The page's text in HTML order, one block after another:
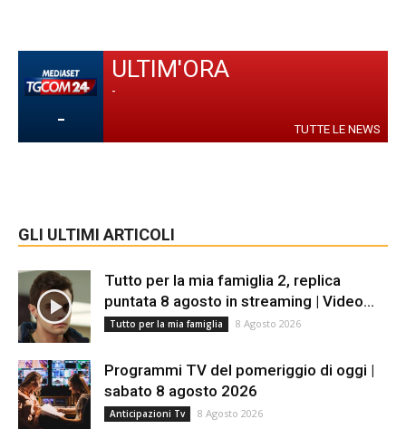
-
ULTIM'ORA
-
TUTTE LE NEWS
GLI ULTIMI ARTICOLI
Tutto per la mia famiglia 2, replica
puntata 8 agosto in streaming | Video...
Tutto per la mia famiglia 8 Agosto 2026
Programmi TV del pomeriggio di oggi |
sabato 8 agosto 2026
Anticipazioni Tv 8 Agosto 2026